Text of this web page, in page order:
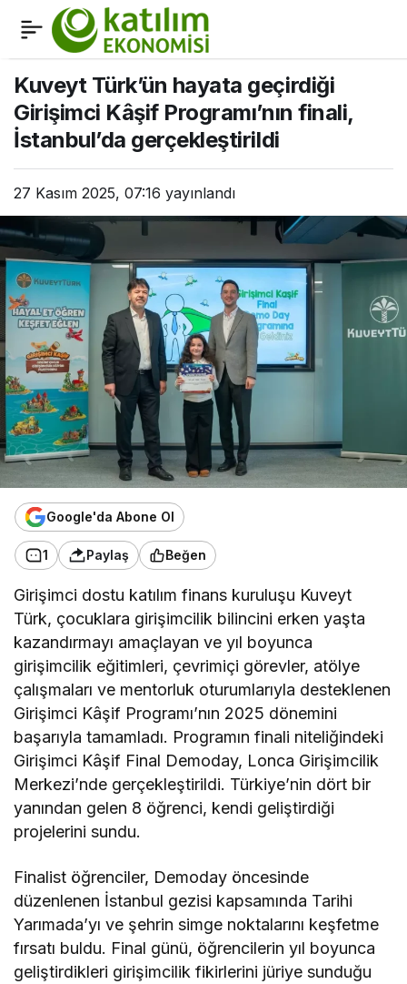
Kuveyt Türk’ün hayata geçirdiği
Girişimci Kâşif Programı’nın finali,
İstanbul’da gerçekleştirildi
27 Kasım 2025, 07:16 yayınlandı
Google'da Abone Ol
1 Paylaş Beğen
Girişimci dostu katılım finans kuruluşu Kuveyt
Türk, çocuklara girişimcilik bilincini erken yaşta
kazandırmayı amaçlayan ve yıl boyunca
girişimcilik eğitimleri, çevrimiçi görevler, atölye
çalışmaları ve mentorluk oturumlarıyla desteklenen
Girişimci Kâşif Programı’nın 2025 dönemini
başarıyla tamamladı. Programın finali niteliğindeki
Girişimci Kâşif Final Demoday, Lonca Girişimcilik
Merkezi’nde gerçekleştirildi. Türkiye’nin dört bir
yanından gelen 8 öğrenci, kendi geliştirdiği
projelerini sundu.
Finalist öğrenciler, Demoday öncesinde
düzenlenen İstanbul gezisi kapsamında Tarihi
Yarımada’yı ve şehrin simge noktalarını keşfetme
fırsatı buldu. Final günü, öğrencilerin yıl boyunca
geliştirdikleri girişimcilik fikirlerini jüriye sunduğu
Vakıf Katılım/Akben:
Katılım bankacılığı
2025’te tüm zorluklara
rağmen aktiflerini yüzde
45 büyüttü